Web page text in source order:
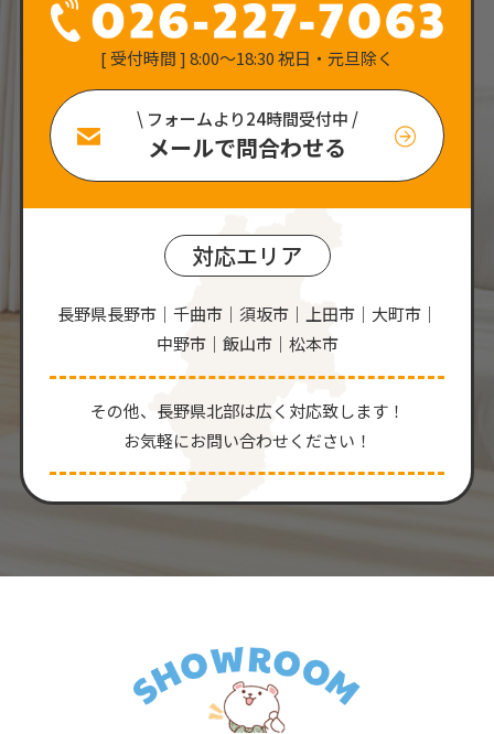
[ 受付時間 ] 8:00〜18:30 祝日・元旦除く
\ フォームより24時間受付中 /
メールで問合わせる
対応エリア
長野県長野市｜千曲市｜須坂市｜上田市｜大町市｜
中野市｜飯山市｜松本市
その他、⻑野県北部は広く対応致します！
お気軽にお問い合わせください！